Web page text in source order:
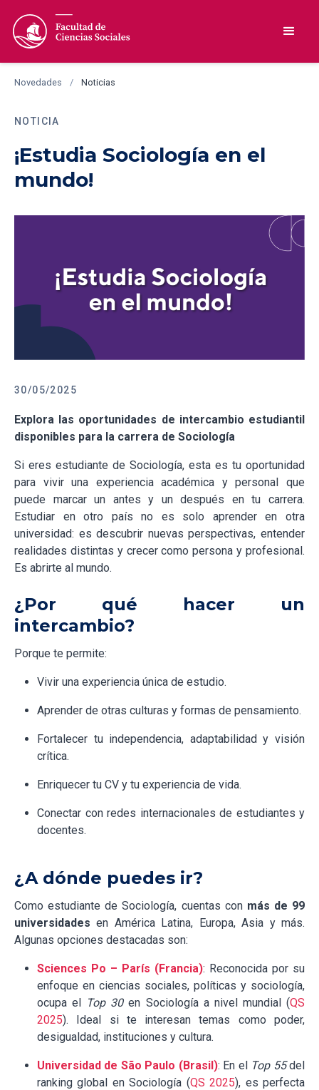
Novedades / Noticias
NOTICIA
¡Estudia Sociología en el
mundo!
30/05/2025
Explora las oportunidades de intercambio estudiantil
disponibles para la carrera de Sociología
Si eres estudiante de Sociología, esta es tu oportunidad
para vivir una experiencia académica y personal que
puede marcar un antes y un después en tu carrera.
Estudiar en otro país no es solo aprender en otra
universidad: es descubrir nuevas perspectivas, entender
realidades distintas y crecer como persona y profesional.
Es abrirte al mundo.
¿Por qué hacer un
intercambio?
Porque te permite:
Vivir una experiencia única de estudio.
Aprender de otras culturas y formas de pensamiento.
Fortalecer tu independencia, adaptabilidad y visión
crítica.
Enriquecer tu CV y tu experiencia de vida.
Conectar con redes internacionales de estudiantes y
docentes.
¿A dónde puedes ir?
Como estudiante de Sociología, cuentas con más de 99
universidades en América Latina, Europa, Asia y más.
Algunas opciones destacadas son:
Sciences Po – París (Francia): Reconocida por su
enfoque en ciencias sociales, políticas y sociología,
ocupa el Top 30en Sociología a nivel mundial (QS
2025). Ideal si te interesan temas como poder,
desigualdad, instituciones y cultura.
Universidad de São Paulo (Brasil): En el Top 55del
ranking global en Sociología (QS 2025), es perfecta